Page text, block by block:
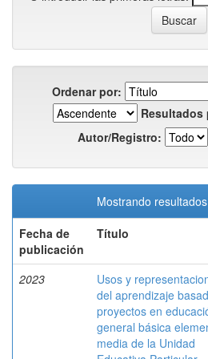
Ordenar por:
Resultados
Autor/Registro:
Mostrando
Fecha de
publicación
Título
2023
Usos y
del aprendizaje
proyectos en
general básica
media de la Unidad